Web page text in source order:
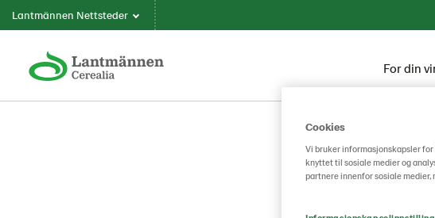
Lantmännen Nettsteder
For din
Cookies
Vi bruker informasjonskapsler
knyttet til sosiale medier og
partnere innenfor sosiale medier,